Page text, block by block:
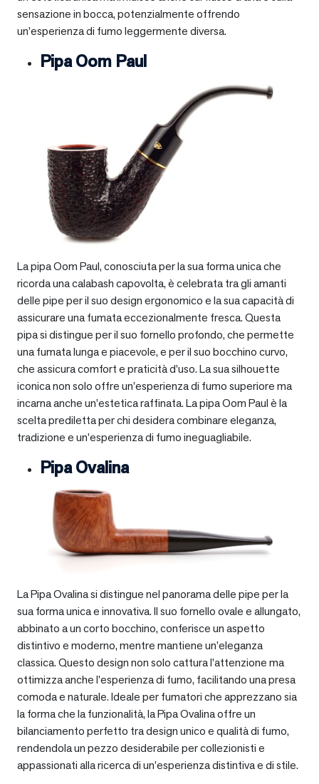
sensazione in bocca, potenzialmente offrendo
un’esperienza di fumo leggermente diversa.
Pipa Oom Paul
La pipa Oom Paul, conosciuta per la sua forma unica che
ricorda una calabash capovolta, è celebrata tra gli amanti
delle pipe per il suo design ergonomico e la sua capacità di
assicurare una fumata eccezionalmente fresca. Questa
pipa si distingue per il suo fornello profondo, che permette
una fumata lunga e piacevole, e per il suo bocchino curvo,
che assicura comfort e praticità d’uso. La sua silhouette
iconica non solo offre un’esperienza di fumo superiore ma
incarna anche un’estetica raffinata. La pipa Oom Paul è la
scelta prediletta per chi desidera combinare eleganza,
tradizione e un’esperienza di fumo ineguagliabile.
Pipa Ovalina
La Pipa Ovalina si distingue nel panorama delle pipe per la
sua forma unica e innovativa. Il suo fornello ovale e allungato,
abbinato a un corto bocchino, conferisce un aspetto
distintivo e moderno, mentre mantiene un’eleganza
classica. Questo design non solo cattura l’attenzione ma
ottimizza anche l’esperienza di fumo, facilitando una presa
comoda e naturale. Ideale per fumatori che apprezzano sia
la forma che la funzionalità, la Pipa Ovalina offre un
bilanciamento perfetto tra design unico e qualità di fumo,
rendendola un pezzo desiderabile per collezionisti e
appassionati alla ricerca di un’esperienza distintiva e di stile.